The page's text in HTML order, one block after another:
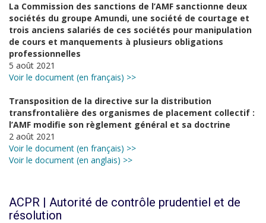
La Commission des sanctions de l’AMF sanctionne deux
sociétés du groupe Amundi, une société de courtage et
trois anciens salariés de ces sociétés pour manipulation
de cours et manquements à plusieurs obligations
professionnelles
5 août 2021
Voir le document (en français) >>
Transposition de la directive sur la distribution
transfrontalière des organismes de placement collectif :
l’AMF modifie son règlement général et sa doctrine
2 août 2021
Voir le document (en français) >>
Voir le document (en anglais) >>
ACPR | Autorité de contrôle prudentiel et de
résolution